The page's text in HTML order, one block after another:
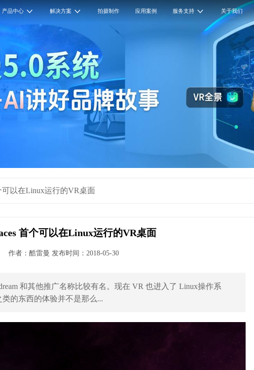
产品中心 解决方案 拍摄制作 应用案例 服务支持 关于我们
可以在Linux运行的VR桌面
首个可以在Linux运行的VR桌面
作者：酷雷曼 发布时间：2018-05-30
和其他推广名称比较有名。现在 VR 也进入了 Linux操作系
的东西的体验并不是那么...